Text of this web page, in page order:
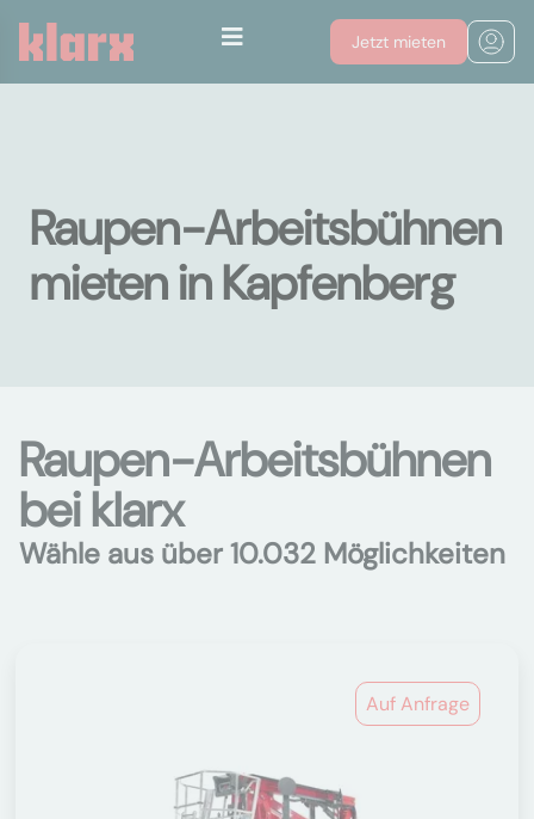
Jetzt mieten
Raupen-Arbeitsbühnen
mieten in Kapfenberg
Raupen-Arbeitsbühnen
bei klarx
Wähle aus über 10.032 Möglichkeiten
Auf Anfrage